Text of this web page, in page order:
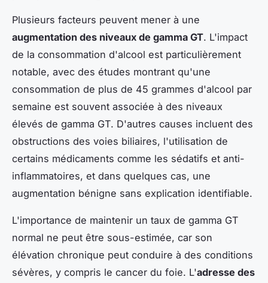
Plusieurs facteurs peuvent mener à une
augmentation des niveaux de gamma GT. L'impact
de la consommation d'alcool est particulièrement
notable, avec des études montrant qu'une
consommation de plus de 45 grammes d'alcool par
semaine est souvent associée à des niveaux
élevés de gamma GT. D'autres causes incluent des
obstructions des voies biliaires, l'utilisation de
certains médicaments comme les sédatifs et anti-
inflammatoires, et dans quelques cas, une
augmentation bénigne sans explication identifiable.
L'importance de maintenir un taux de gamma GT
normal ne peut être sous-estimée, car son
élévation chronique peut conduire à des conditions
sévères, y compris le cancer du foie. L'adresse des